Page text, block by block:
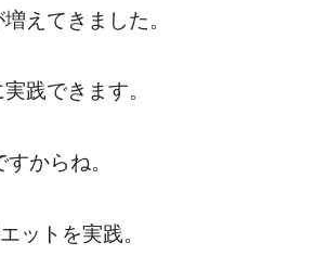
えてきました。
実践できます。
すからね。
ットを実践。